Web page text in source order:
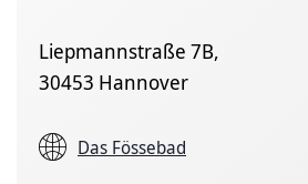
Liepmannstraße 7B,
30453 Hannover
Das Fössebad